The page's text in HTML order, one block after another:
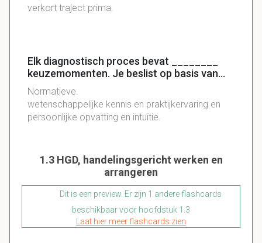
verkort traject prima.
Elk diagnostisch proces bevat ________
keuzemomenten. Je beslist op basis van...
Normatieve.
wetenschappelijke kennis en praktijkervaring en
persoonlijke opvatting en intuïtie.
1.3 HGD, handelingsgericht werken en
arrangeren
Dit is een preview. Er zijn 1 andere flashcards
beschikbaar voor hoofdstuk 1.3
Laat hier meer flashcards zien